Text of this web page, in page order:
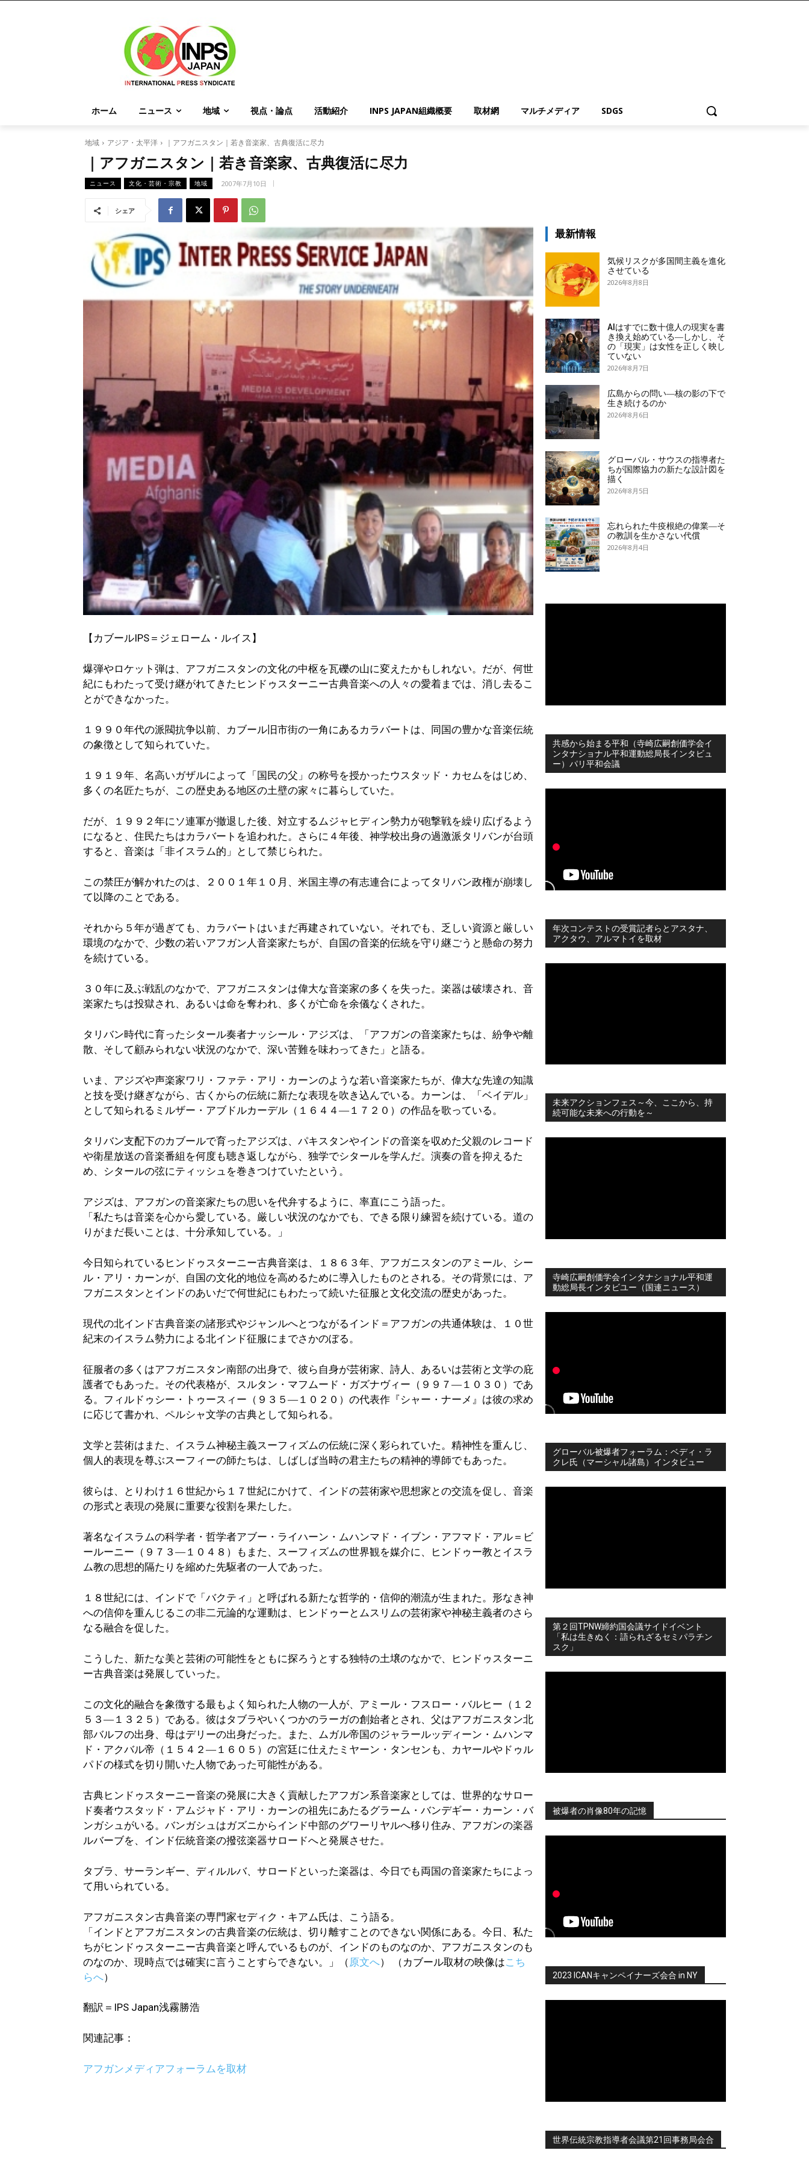
ホーム ニュース 地域 視点・論点 活動紹介 INPS JAPAN組織概要 取材網 マルチメディア SDGS
地域 アジア・太平洋 ｜アフガニスタン｜若き音楽家、古典復活に尽力
｜アフガニスタン｜若き音楽家、古典復活に尽力
ニュース 文化・芸術・宗教 地域 2007年7月10日
シェア
【カブールIPS＝ジェローム・ルイス】
爆弾やロケット弾は、アフガニスタンの文化の中枢を瓦礫の山に変えたかもしれない。だが、何世
紀にもわたって受け継がれてきたヒンドゥスターニー古典音楽への人々の愛着までは、消し去るこ
とができなかった。
１９９０年代の派閥抗争以前、カブール旧市街の一角にあるカラバートは、同国の豊かな音楽伝統
の象徴として知られていた。
１９１９年、名高いガザルによって「国民の父」の称号を授かったウスタッド・カセムをはじめ、
多くの名匠たちが、この歴史ある地区の土壁の家々に暮らしていた。
だが、１９９２年にソ連軍が撤退した後、対立するムジャヒディン勢力が砲撃戦を繰り広げるよう
になると、住民たちはカラバートを追われた。さらに４年後、神学校出身の過激派タリバンが台頭
すると、音楽は「非イスラム的」として禁じられた。
この禁圧が解かれたのは、２００１年１０月、米国主導の有志連合によってタリバン政権が崩壊し
て以降のことである。
それから５年が過ぎても、カラバートはいまだ再建されていない。それでも、乏しい資源と厳しい
環境のなかで、少数の若いアフガン人音楽家たちが、自国の音楽的伝統を守り継ごうと懸命の努力
を続けている。
３０年に及ぶ戦乱のなかで、アフガニスタンは偉大な音楽家の多くを失った。楽器は破壊され、音
楽家たちは投獄され、あるいは命を奪われ、多くが亡命を余儀なくされた。
タリバン時代に育ったシタール奏者ナッシール・アジズは、「アフガンの音楽家たちは、紛争や離
散、そして顧みられない状況のなかで、深い苦難を味わってきた」と語る。
いま、アジズや声楽家ワリ・ファテ・アリ・カーンのような若い音楽家たちが、偉大な先達の知識
と技を受け継ぎながら、古くからの伝統に新たな表現を吹き込んでいる。カーンは、「ベイデル」
として知られるミルザー・アブドルカーデル（１６４４―１７２０）の作品を歌っている。
タリバン支配下のカブールで育ったアジズは、パキスタンやインドの音楽を収めた父親のレコード
や衛星放送の音楽番組を何度も聴き返しながら、独学でシタールを学んだ。演奏の音を抑えるた
め、シタールの弦にティッシュを巻きつけていたという。
アジズは、アフガンの音楽家たちの思いを代弁するように、率直にこう語った。
「私たちは音楽を心から愛している。厳しい状況のなかでも、できる限り練習を続けている。道の
りがまだ長いことは、十分承知している。」
今日知られているヒンドゥスターニー古典音楽は、１８６３年、アフガニスタンのアミール、シー
ル・アリ・カーンが、自国の文化的地位を高めるために導入したものとされる。その背景には、ア
フガニスタンとインドのあいだで何世紀にもわたって続いた征服と文化交流の歴史があった。
現代の北インド古典音楽の諸形式やジャンルへとつながるインド＝アフガンの共通体験は、１０世
紀末のイスラム勢力による北インド征服にまでさかのぼる。
征服者の多くはアフガニスタン南部の出身で、彼ら自身が芸術家、詩人、あるいは芸術と文学の庇
護者でもあった。その代表格が、スルタン・マフムード・ガズナヴィー（９９７―１０３０）であ
る。フィルドゥシー・トゥースィー（９３５―１０２０）の代表作『シャー・ナーメ』は彼の求め
に応じて書かれ、ペルシャ文学の古典として知られる。
文学と芸術はまた、イスラム神秘主義スーフィズムの伝統に深く彩られていた。精神性を重んじ、
個人的表現を尊ぶスーフィーの師たちは、しばしば当時の君主たちの精神的導師でもあった。
彼らは、とりわけ１６世紀から１７世紀にかけて、インドの芸術家や思想家との交流を促し、音楽
の形式と表現の発展に重要な役割を果たした。
著名なイスラムの科学者・哲学者アブー・ライハーン・ムハンマド・イブン・アフマド・アル＝ビ
ールーニー（９７３―１０４８）もまた、スーフィズムの世界観を媒介に、ヒンドゥー教とイスラ
ム教の思想的隔たりを縮めた先駆者の一人であった。
１８世紀には、インドで「バクティ」と呼ばれる新たな哲学的・信仰的潮流が生まれた。形なき神
への信仰を重んじるこの非二元論的な運動は、ヒンドゥーとムスリムの芸術家や神秘主義者のさら
なる融合を促した。
こうした、新たな美と芸術の可能性をともに探ろうとする独特の土壌のなかで、ヒンドゥスターニ
ー古典音楽は発展していった。
この文化的融合を象徴する最もよく知られた人物の一人が、アミール・フスロー・バルヒー（１２
５３―１３２５）である。彼はタブラやいくつかのラーガの創始者とされ、父はアフガニスタン北
部バルフの出身、母はデリーの出身だった。また、ムガル帝国のジャラールッディーン・ムハンマ
ド・アクバル帝（１５４２―１６０５）の宮廷に仕えたミヤーン・タンセンも、カヤールやドゥル
パドの様式を切り開いた人物であった可能性がある。
古典ヒンドゥスターニー音楽の発展に大きく貢献したアフガン系音楽家としては、世界的なサロー
ド奏者ウスタッド・アムジャド・アリ・カーンの祖先にあたるグラーム・バンデギー・カーン・バ
ンガシュがいる。バンガシュはガズニからインド中部のグワーリヤルへ移り住み、アフガンの楽器
ルバーブを、インド伝統音楽の撥弦楽器サロードへと発展させた。
タブラ、サーランギー、ディルルバ、サロードといった楽器は、今日でも両国の音楽家たちによっ
て用いられている。
アフガニスタン古典音楽の専門家セディク・キアム氏は、こう語る。
「インドとアフガニスタンの古典音楽の伝統は、切り離すことのできない関係にある。今日、私た
ちがヒンドゥスターニー古典音楽と呼んでいるものが、インドのものなのか、アフガニスタンのも
のなのか、現時点では確実に言うことすらできない。」（ 原文へ） （カブール取材の映像はこち
らへ）
翻訳＝IPS Japan浅霧勝浩
関連記事：
アフガンメディアフォーラムを取材
最新情報
気候リスクが多国間主義を進化
させている
2026年8月8日
AIはすでに数十億人の現実を書
き換え始めている―しかし、そ
の「現実」は女性を正しく映し
ていない
2026年8月7日
広島からの問い―核の影の下で
生き続けるのか
2026年8月6日
グローバル・サウスの指導者た
ちが国際協力の新たな設計図を
描く
2026年8月5日
忘れられた牛疫根絶の偉業―そ
の教訓を生かさない代償
2026年8月4日
共感から始まる平和（寺崎広嗣創価学会イ
ンタナショナル平和運動総局長インタビュ
ー）パリ平和会議
年次コンテストの受賞記者らとアスタナ、
アクタウ、アルマトイを取材
未来アクションフェス～今、ここから、持
続可能な未来への行動を～
寺崎広嗣創価学会インタナショナル平和運
動総局長インタビユー（国連ニュース）
グローバル被爆者フォーラム：ベディ・ラ
クレ氏（マーシャル諸島）インタビュー
第２回TPNW締約国会議サイドイベント
「私は生きぬく：語られざるセミパラチン
スク」
被爆者の肖像80年の記憶
2023 ICANキャンペイナーズ会合 in NY
世界伝統宗教指導者会議第21回事務局会合